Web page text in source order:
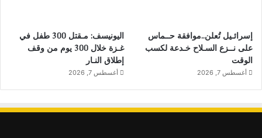
إسرائـيل تُعلن..موافقة حــماس
على نــزع السـلاح خـدعة لكسب
الوقت
أغسطس 7, 2026
اليونيسف: مـقتل 300 طفل في
غـزة خلال 300 يوم من وقف
إطلاق النـار
أغسطس 7, 2026